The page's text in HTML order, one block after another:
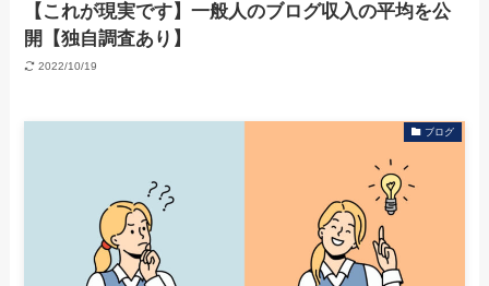
【これが現実です】一般人のブログ収入の平均を公
開【独自調査あり】
2022/10/19
ブログ